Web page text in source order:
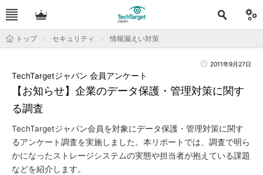
トップ セキュリティ 情報漏えい対策
2011年9月27日
【お知らせ】企業のデータ保護・管理対策に関す
る調査
TechTargetジャパン 会員アンケート
TechTargetジャパン会員を対象にデータ保護・管理対策に関す
るアンケート調査を実施しました。本リポートでは、調査で明ら
かになったストレージシステムの実態や担当者が抱えている課題
などを紹介します。